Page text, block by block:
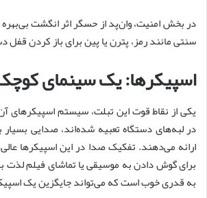
در بخش امنیت، وان‌پد از حسگر اثر انگشت
سنتی مانند رمز، پترن یا پین برای باز کردن قفل
اسپیکرها: یک سینمای
یکی از نقاط قوت این تبلت، سیستم اسپیکرهای
در لبه‌های دستگاه تعبیه شده‌اند، صدایی
ارائه می‌دهند. تفکیک صدا در این اسپیکرها
برای گوش دادن به موسیقی یا تماشای فیلم
به قدری خوب است که می‌تواند جایگزین یک